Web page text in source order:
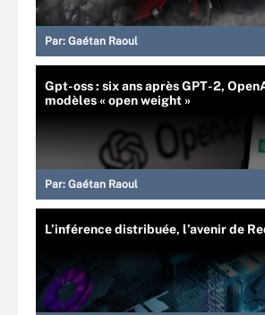
Par: Gaétan Raoul
Gpt-oss : six ans après GPT-2,
modèles « open weight »
Par: Gaétan Raoul
L’inférence distribuée, l’avenir de